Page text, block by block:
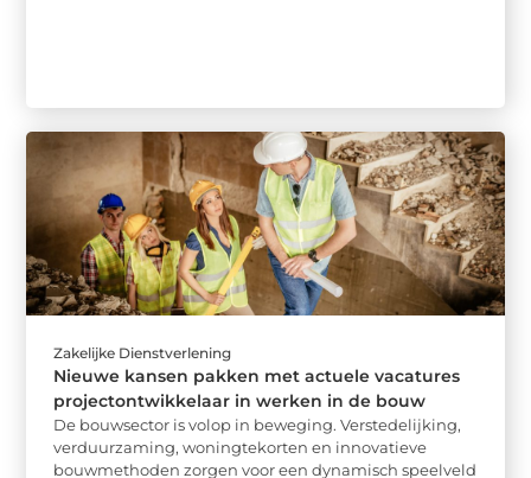
Zakelijke Dienstverlening
Nieuwe kansen pakken met actuele vacatures
projectontwikkelaar in werken in de bouw
De bouwsector is volop in beweging. Verstedelijking,
verduurzaming, woningtekorten en innovatieve
bouwmethoden zorgen voor een dynamisch speelveld